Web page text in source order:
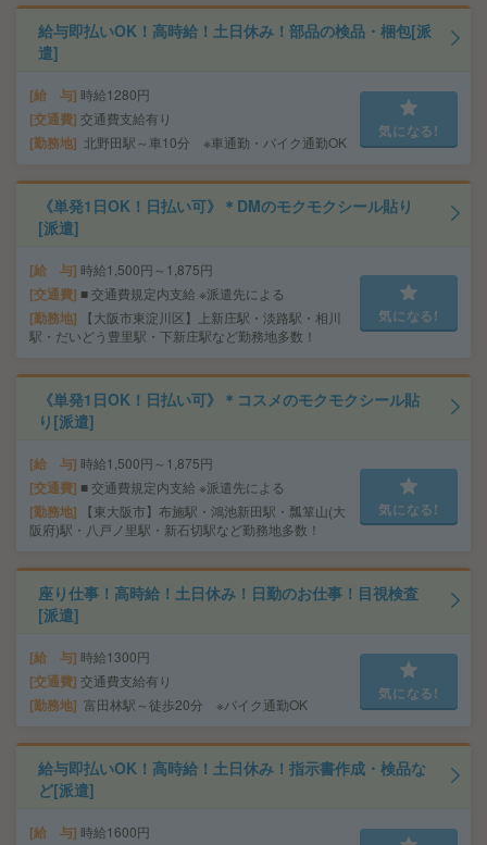
給与即払いOK！高時給！土日休み！部品の検品・梱包[派
遣]
給 与 時給1280円
交通費 交通費支給有り
勤務地 北野田駅～車10分 ※車通勤・バイク通勤OK
気になる!
《単発1日OK！日払い可》＊DMのモクモクシール貼り
[派遣]
給 与 時給1,500円～1,875円
交通費 ■ 交通費規定内支給 ※派遣先による
勤務地
【大阪市東淀川区】上新庄駅・淡路駅・相川
駅・だいどう豊里駅・下新庄駅など勤務地多数！
気になる!
《単発1日OK！日払い可》＊コスメのモクモクシール貼
り[派遣]
給 与 時給1,500円～1,875円
交通費 ■ 交通費規定内支給 ※派遣先による
勤務地
【東大阪市】布施駅・鴻池新田駅・瓢箪山(大
阪府)駅・八戸ノ里駅・新石切駅など勤務地多数！
気になる!
座り仕事！高時給！土日休み！日勤のお仕事！目視検査
[派遣]
給 与 時給1300円
交通費 交通費支給有り
勤務地 富田林駅～徒歩20分 ※バイク通勤OK
気になる!
給与即払いOK！高時給！土日休み！指示書作成・検品な
ど[派遣]
給 与 時給1600円